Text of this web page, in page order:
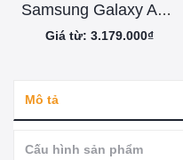
Samsung Galaxy A06 5G
Giá từ: 3.179.000₫
Mô tả
Cấu hình sản phẩm